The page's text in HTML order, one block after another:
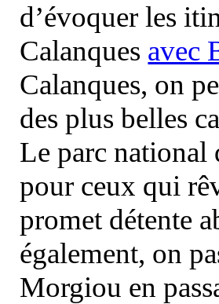
d’évoquer les
Calanques avec
Calanques, on
des plus belles
Le parc national
pour ceux qui
promet détente
également, on
Morgiou en